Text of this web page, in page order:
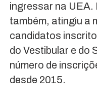
ingressar na UEA.
também, atingiu a
candidatos
do Vestibular e do
número de
desde 2015.